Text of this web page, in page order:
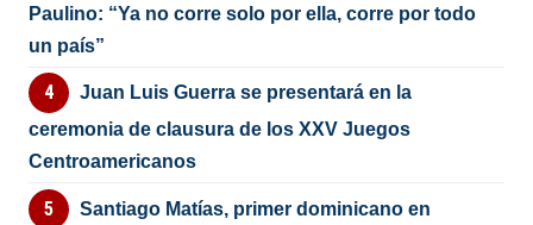
Paulino: “Ya no corre solo por ella, corre por todo
un país”
Juan Luis Guerra se presentará en la
ceremonia de clausura de los XXV Juegos
Centroamericanos
Santiago Matías, primer dominicano en